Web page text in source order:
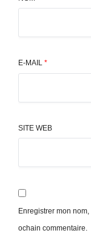
E-MAIL *
SITE WEB
Enregistrer mon
ochain commentaire.